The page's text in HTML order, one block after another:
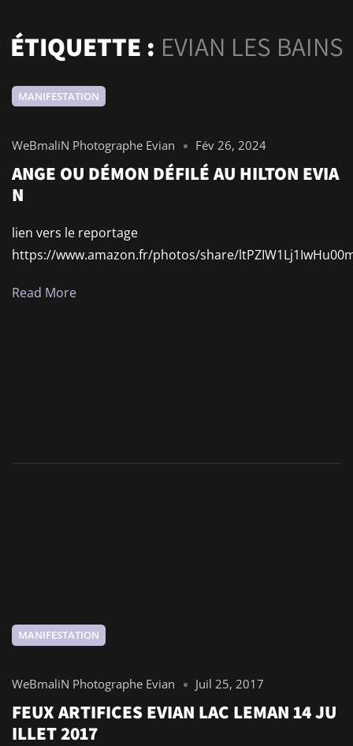
ÉTIQUETTE : EVIAN LES BAINS
MANIFESTATION
WeBmaliN Photographe Evian Fév 26, 2024
ANGE OU DÉMON DÉFILÉ AU HILTON EVIA
N
lien vers le reportage
https://www.amazon.fr/photos/share/
Read More
MANIFESTATION
WeBmaliN Photographe Evian Juil 25, 2017
FEUX ARTIFICES EVIAN LAC LEMAN 14 JU
ILLET 2017